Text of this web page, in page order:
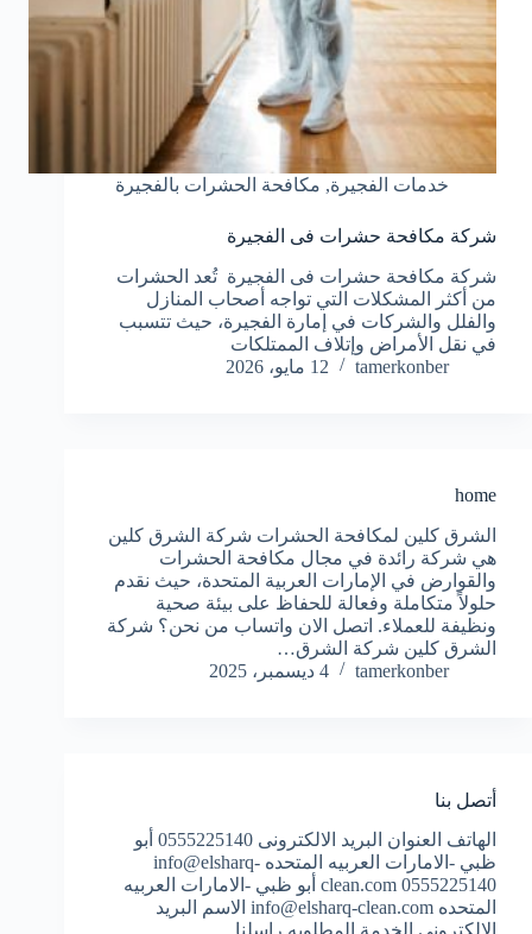
خدمات الفجيرة, مكافحة الحشرات بالفجيرة
شركة مكافحة حشرات فى الفجيرة
شركة مكافحة حشرات فى الفجيرة تُعد الحشرات
من أكثر المشكلات التي تواجه أصحاب المنازل
والفلل والشركات في إمارة الفجيرة، حيث تتسبب
في نقل الأمراض وإتلاف الممتلكات
tamerkonber
12 مايو، 2026
home
الشرق كلين لمكافحة الحشرات شركة الشرق كلين
هي شركة رائدة في مجال مكافحة الحشرات
والقوارض في الإمارات العربية المتحدة، حيث نقدم
حلولاً متكاملة وفعالة للحفاظ على بيئة صحية
ونظيفة للعملاء. اتصل الان واتساب من نحن؟ شركة
الشرق كلين شركة الشرق…
tamerkonber
4 ديسمبر، 2025
أتصل بنا
الهاتف العنوان البريد الالكترونى 0555225140 أبو
ظبي -الامارات العربيه المتحده info@elsharq-
clean.com 0555225140 أبو ظبي -الامارات العربيه
المتحده info@elsharq-clean.com الاسم البريد